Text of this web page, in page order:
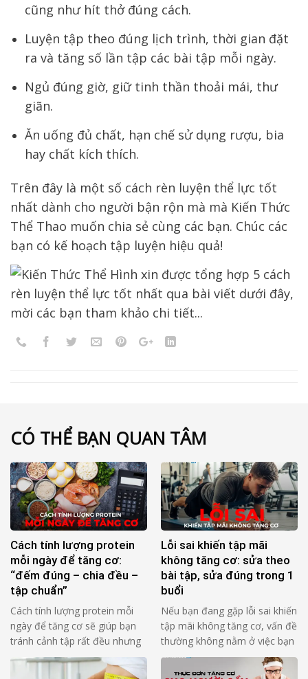
cũng như hít thở đúng cách.
Luyện tập theo đúng lịch trình, thời gian đặt
ra và tăng số lần tập các bài tập mỗi ngày.
Ngủ đúng giờ, giữ tinh thần thoải mái, thư
giãn.
Ăn uống đủ chất, hạn chế sử dụng rượu, bia
hay chất kích thích.
Trên đây là một số cách rèn luyện thể lực tốt
nhất dành cho người bận rộn mà mà Kiến Thức
Thể Thao muốn chia sẻ cùng các bạn. Chúc các
bạn có kế hoạch tập luyện hiệu quả!
CÓ THỂ BẠN QUAN TÂM
Cách tính lượng protein
mỗi ngày để tăng cơ:
“đếm đúng – chia đều –
tập chuẩn”
Cách tính lượng protein mỗi
ngày để tăng cơ sẽ giúp bạn
tránh cảnh tập rất đều nhưng
cơ lên chậm. Lý do thường
không nằm ở “thiếu bài lạ”, mà
Lỗi sai khiến tập mãi
không tăng cơ: sửa theo
bài tập, sửa đúng trong 1
buổi
Nếu bạn đang gặp lỗi sai khiến
tập mãi không tăng cơ, vấn đề
thường không nằm ở việc bạn
“thiếu chăm”, mà nằm ở rep
không tạo đủ lực lên cơ mục